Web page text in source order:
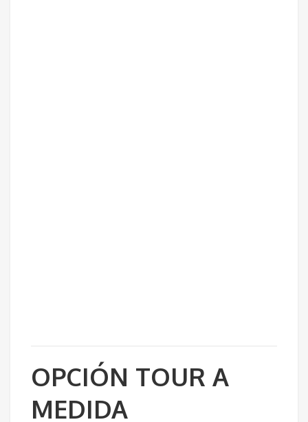
OPCIÓN TOUR A
MEDIDA